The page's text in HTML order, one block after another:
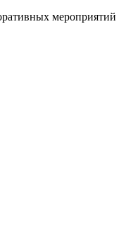
мероприятий